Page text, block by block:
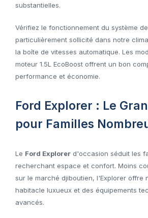
substantielles.
Vérifiez le fonctionnement du système
particulièrement sollicité dans notre
la boîte de vitesses automatique. Les
moteur 1.5L EcoBoost offrent un bon
performance et économie.
Ford Explorer : Le
pour Familles
Le Ford Explorer d'occasion séduit les
recherchant espace et confort. Moins
sur le marché djiboutien, l'Explorer offre
habitacle luxueux et des équipements
avancés.